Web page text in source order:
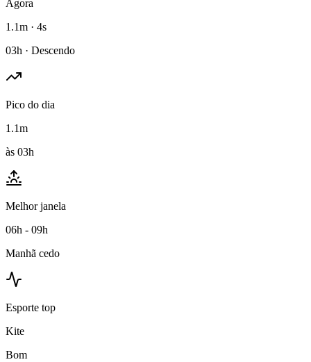
Agora
1.1m · 4s
03h · Descendo
Pico do dia
1.1m
às 03h
Melhor janela
06h - 09h
Manhã cedo
Esporte top
Kite
Bom